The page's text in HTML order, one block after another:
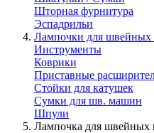
Шторная фурнитура
Эспадрильи
Лампочки для
Инструменты
Коврики
Приставные
Стойки для катушек
Сумки для шв. машин
Шпули
Лампочка для швейных